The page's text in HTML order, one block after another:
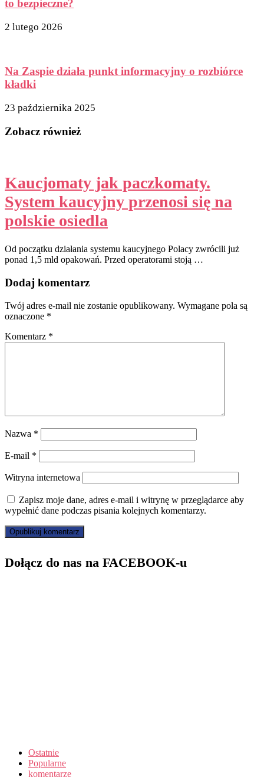
to bezpieczne?
2 lutego 2026
Na Zaspie działa punkt informacyjny o rozbiórce
kładki
23 października 2025
Zobacz również
Kaucjomaty jak paczkomaty.
System kaucyjny przenosi się na
polskie osiedla
Od początku działania systemu kaucyjnego Polacy zwrócili już
ponad 1,5 mld opakowań. Przed operatorami stoją …
Dodaj komentarz
Twój adres e-mail nie zostanie opublikowany. Wymagane pola są
oznaczone *
Komentarz *
Nazwa *
E-mail *
Witryna internetowa
Zapisz moje dane, adres e-mail i witrynę w przeglądarce aby
wypełnić dane podczas pisania kolejnych komentarzy.
Dołącz do nas na FACEBOOK-u
Ostatnie
Popularne
komentarze